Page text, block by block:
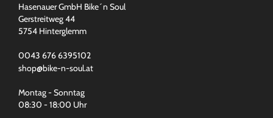
Hasenauer GmbH Bike´n Soul
Gerstreitweg 44
5754 Hinterglemm
0043 676 6395102
shop@bike-n-soul.at
Montag - Sonntag
08:30 - 18:00 Uhr